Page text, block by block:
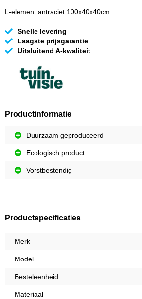
L-element antraciet 100x40x40cm
Snelle levering
Laagste prijsgarantie
Uitsluitend A-kwaliteit
Productinformatie
Duurzaam geproduceerd
Ecologisch product
Vorstbestendig
Productspecificaties
Merk
Model
Besteleenheid
Materiaal